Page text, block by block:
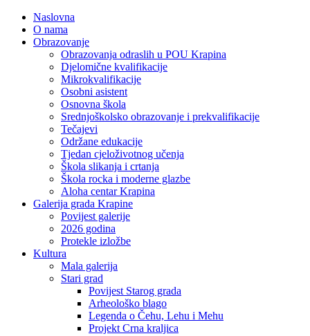
Naslovna
O nama
Obrazovanje
Obrazovanja odraslih u POU Krapina
Djelomične kvalifikacije
Mikrokvalifikacije
Osobni asistent
Osnovna škola
Srednjoškolsko obrazovanje i prekvalifikacije
Tečajevi
Održane edukacije
Tjedan cjeloživotnog učenja
Škola slikanja i crtanja
Škola rocka i moderne glazbe
Aloha centar Krapina
Galerija grada Krapine
Povijest galerije
2026 godina
Protekle izložbe
Kultura
Mala galerija
Stari grad
Povijest Starog grada
Arheološko blago
Legenda o Čehu, Lehu i Mehu
Projekt Crna kraljica